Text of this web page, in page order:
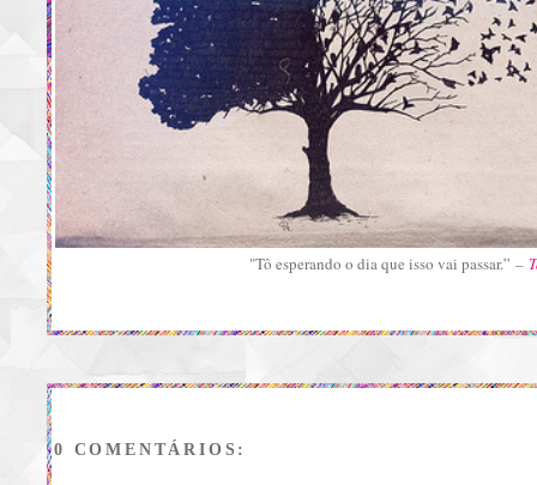
"Tô esperando o dia que isso vai passar.” –
0 COMENTÁRIOS: